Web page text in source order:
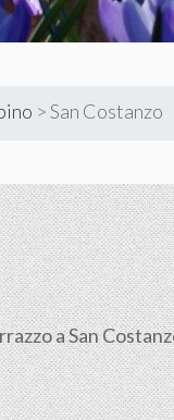
>San Costanzo
a San